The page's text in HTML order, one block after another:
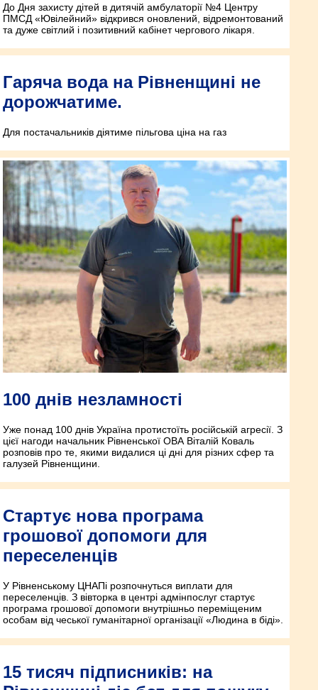
До Дня захисту дітей в дитячій амбулаторії №4 Центру
ПМСД «Ювілейний» відкрився оновлений, відремонтований
та дуже світлий і позитивний кабінет чергового лікаря.
Гаряча вода на Рівненщині не
дорожчатиме.
Для постачальників діятиме пільгова ціна на газ
100 днів незламності
Уже понад 100 днів Україна протистоїть російській агресії. З
цієї нагоди начальник Рівненської ОВА Віталій Коваль
розповів про те, якими видалися ці дні для різних сфер та
галузей Рівненщини.
Стартує нова програма
грошової допомоги для
переселенців
У Рівненському ЦНАПі розпочнуться виплати для
переселенців. З вівторка в центрі адмінпослуг стартує
програма грошової допомоги внутрішньо переміщеним
особам від чеської гуманітарної організації «Людина в біді».
15 тисяч підписників: на